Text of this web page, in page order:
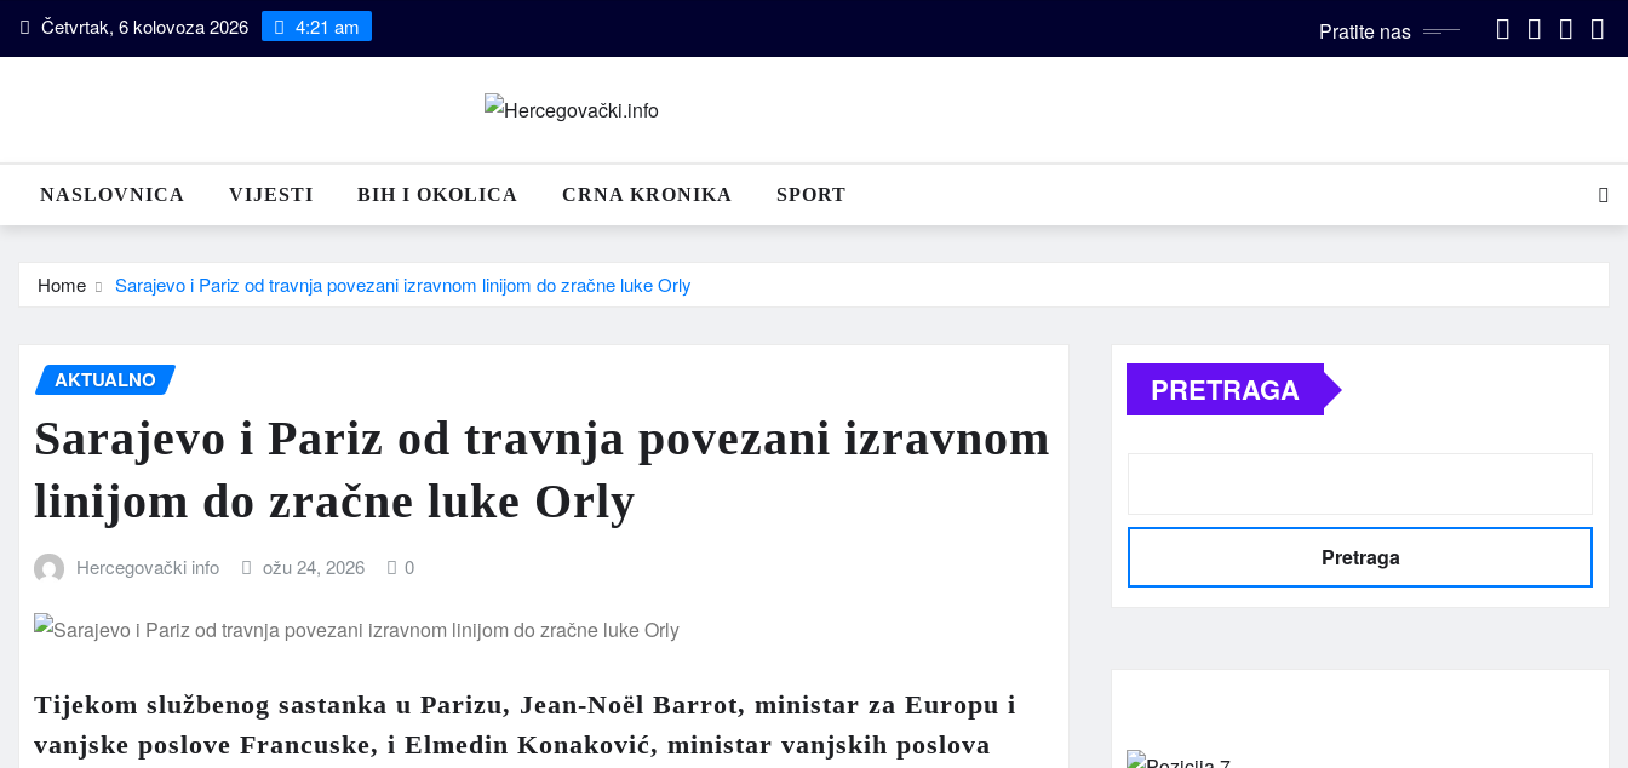
Skip Četvrtak, 6 kolovoza 2026 4:21 am Pratite nas
NASLOVNICA VIJESTI BIH I OKOLICA CRNA KRONIKA SPORT
Home Sarajevo i Pariz od travnja povezani izravnom linijom do zračne luke Orly
AKTUALNO
Sarajevo i Pariz od travnja povezani izravnom
linijom do zračne luke Orly
Hercegovački info ožu 24, 2026 0
Tijekom službenog sastanka u Parizu, Jean-Noël Barrot, ministar za Europu i
vanjske poslove Francuske, i Elmedin Konaković, ministar vanjskih poslova
PRETRAGA
Pretraga